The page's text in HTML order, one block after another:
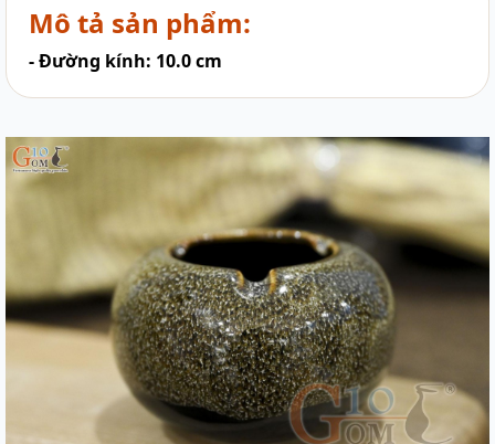
Mô tả sản phẩm:
- Đường kính: 10.0 cm